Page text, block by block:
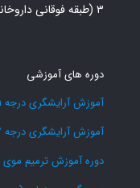
۳ (طبقه فوقانی داروخانه رسولی)
دوره های آموزشی
آموزش آرایشگری درجه 1 مردانه ( دوره آرایش و پیرایش پیشرفته)
آموزش آرایشگری درجه 2 مردانه (دوره آرایش و پیرایش مبتدی)
دوره آموزش ترمیم موی